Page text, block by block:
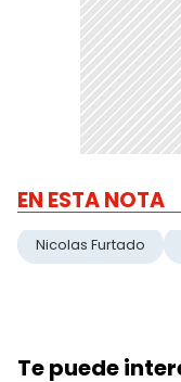
EN ESTA NOTA
Nicolas Furtado